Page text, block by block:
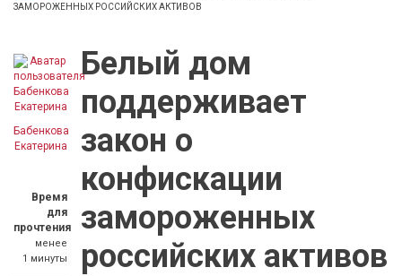
ЗАМОРОЖЕННЫХ РОССИЙСКИХ АКТИВОВ
Бабенкова
Екатерина
Время
для
прочтения
менее
1 минуты
Белый дом
поддерживает
закон о
конфискации
замороженных
российских активов